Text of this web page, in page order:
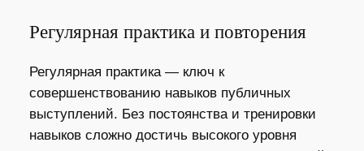
Регулярная практика и повторения
Регулярная практика — ключ к
совершенствованию навыков публичных
выступлений. Без постоянства и тренировки
навыков сложно достичь высокого уровня